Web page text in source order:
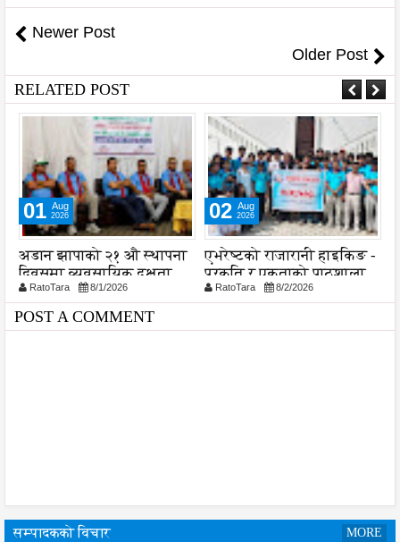
Newer Post
Older Post
RELATED POST
01 Aug
2026
अडान झापाको २१ औ स्थापना
दिवसमा व्यवसायिक दक्षता,
विश्वसनीयता र गुणस्तरमा
जोड
RatoTara 8/1/2026
02 Aug
2026
एभरेष्टको राजारानी हाइकिङ -
प्रकृति र एकताको पाठशाला
RatoTara 8/2/2026
POST A COMMENT
सम्पादकको विचार MORE